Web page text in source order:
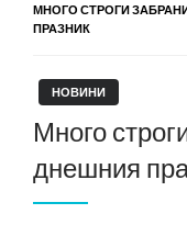
МНОГО СТРОГИ
ПРАЗНИК
НОВИНИ
Много
днешния